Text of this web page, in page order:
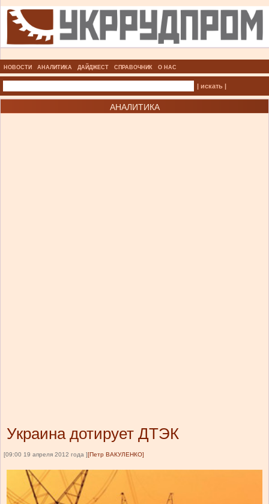
НОВОСТИ АНАЛИТИКА ДАЙДЖЕСТ СПРАВОЧНИК О НАС
| искать |
АНАЛИТИКА
Украина дотирует ДТЭК
[09:00 19 апреля 2012 года ] [Петр ВАКУЛЕНКО]